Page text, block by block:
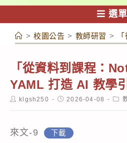
容
選單
> 校園公告 > 教師研習 >
「從資料到課程：
YAML 打造 AI 教學
Postklgsh250
Post2026-04-08
Post
來文-9 下載